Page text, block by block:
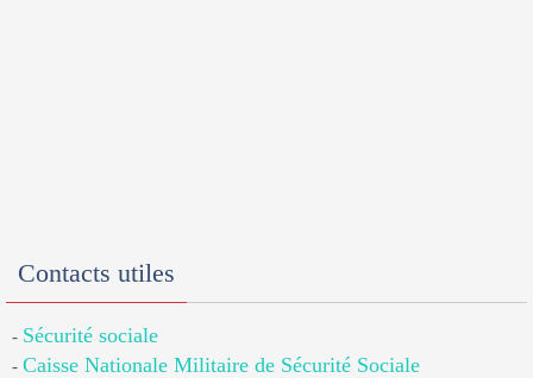
Contacts utiles
- Sécurité sociale
- Caisse Nationale Militaire de Sécurité Sociale